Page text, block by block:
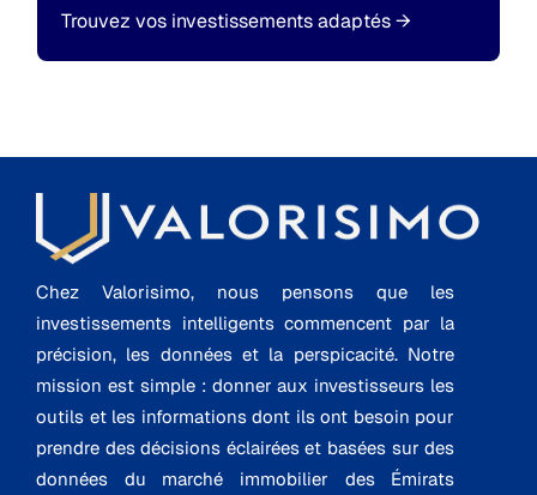
Trouvez vos investissements adaptés→
Chez Valorisimo, nous pensons que les
investissements intelligents commencent par la
précision, les données et la perspicacité. Notre
mission est simple : donner aux investisseurs les
outils et les informations dont ils ont besoin pour
prendre des décisions éclairées et basées sur des
données du marché immobilier des Émirats